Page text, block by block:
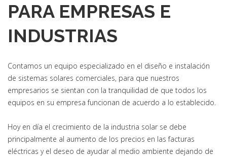
PARA EMPRESAS E
INDUSTRIAS
Contamos un equipo especializado en el diseño e instalación
de sistemas solares comerciales, para que nuestros
empresarios se sientan con la tranquilidad de que todos los
equipos en su empresa funcionan de acuerdo a lo establecido.
Hoy en día el crecimiento de la industria solar se debe
principalmente al aumento de los precios en las facturas
eléctricas y el deseo de ayudar al medio ambiente dejando de